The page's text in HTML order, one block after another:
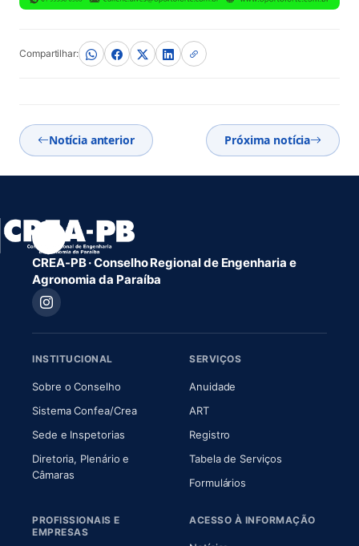
Compartilhar:
Notícia anterior Próxima notícia
CREA-PB · Conselho Regional de Engenharia e
Agronomia da Paraíba
INSTITUCIONAL
Sobre o Conselho(abre em nova aba)
Sistema Confea/Crea(abre em nova aba)
Sede e Inspetorias
Diretoria, Plenário e
Câmaras(abre em nova aba)
SERVIÇOS
Anuidade
ART(abre em nova aba)
Registro
Tabela de Serviços
Formulários
PROFISSIONAIS E
EMPRESAS
ACESSO À INFORMAÇÃO